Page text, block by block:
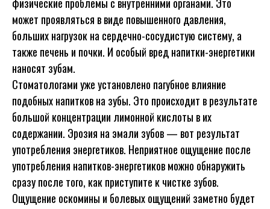
может проявляться в виде повышенного давления,
больших нагрузок на сердечно-сосудистую систему, а
также печень и почки. И особый вред напитки-энергетики
наносят зубам.
Стоматологами уже установлено пагубное влияние
подобных напитков на зубы. Это происходит в результате
большой концентрации лимонной кислоты в их
содержании. Эрозия на эмали зубов — вот результат
употребления энергетиков. Неприятное ощущение после
употребления напитков-энергетиков можно обнаружить
сразу после того, как приступите к чистке зубов.
Ощущение оскомины и болевых ощущений заметно будет